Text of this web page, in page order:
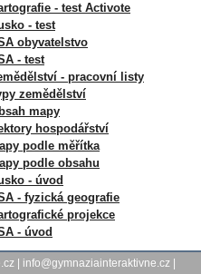
- test Activote
- test
obyvatelstvo
- test
- pracovní listy
zemědělství
mapy
hospodářství
podle měřítka
podle obsahu
- úvod
- fyzická geografie
projekce
- úvod
info@gymnaziainteraktivne.cz